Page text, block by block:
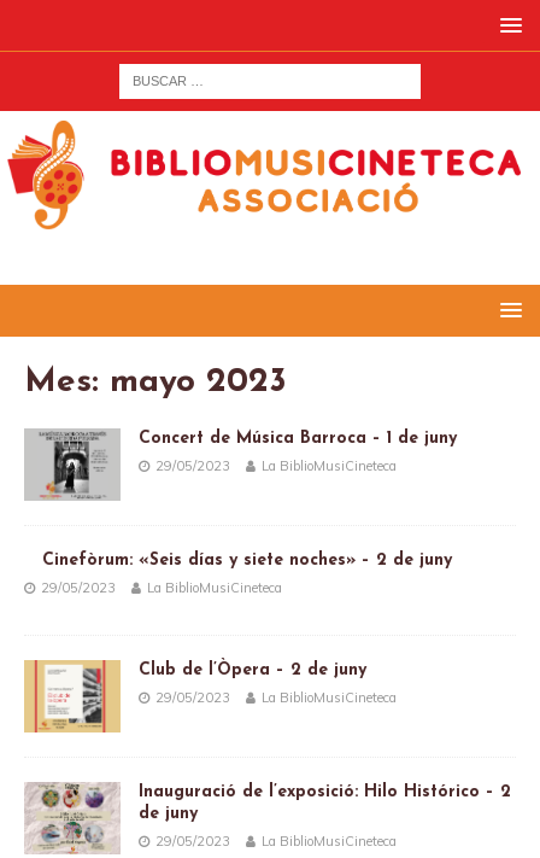
Mes: mayo 2023
Concert de Música Barroca – 1 de juny
29/05/2023 La BiblioMusiCineteca
Cinefòrum: «Seis días y siete noches» – 2 de juny
29/05/2023 La BiblioMusiCineteca
Club de l’Òpera – 2 de juny
29/05/2023 La BiblioMusiCineteca
Inauguració de l’exposició: Hilo Histórico – 2
de juny
29/05/2023 La BiblioMusiCineteca